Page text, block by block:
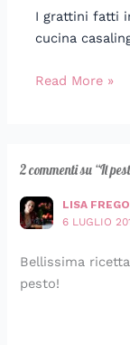
I grattini fatti
cucina
Read More »
2 commenti su “Il
LISA
6 LUGLIO
Bellissima
pesto!